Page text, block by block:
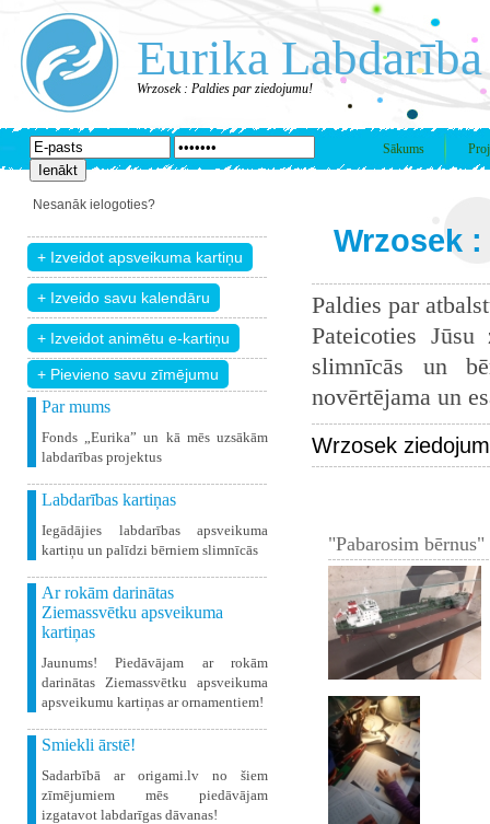
Eurika Labdarība
Wrzosek : Paldies par ziedojumu!
Sākums
Nesanāk ielogoties?
+ Pievieno savu zīmējumu
Par mums
Fonds „Eurika” un kā mēs uzsākām
labdarības projektus
Labdarības kartiņas
Iegādājies labdarības apsveikuma
kartiņu un palīdzi bērniem slimnīcās
Ar rokām darinātas
Ziemassvētku apsveikuma
kartiņas
Jaunums! Piedāvājam ar rokām
darinātas Ziemassvētku apsveikuma
apsveikumu kartiņas ar ornamentiem!
Smiekli ārstē!
Sadarbībā ar origami.lv no šiem
zīmējumiem mēs piedāvājam
izgatavot labdarīgas dāvanas!
Wrzosek
Paldies par
Pateicoties
slimnīcās un
novērtējama un
Wrzosek
"Pabarosim